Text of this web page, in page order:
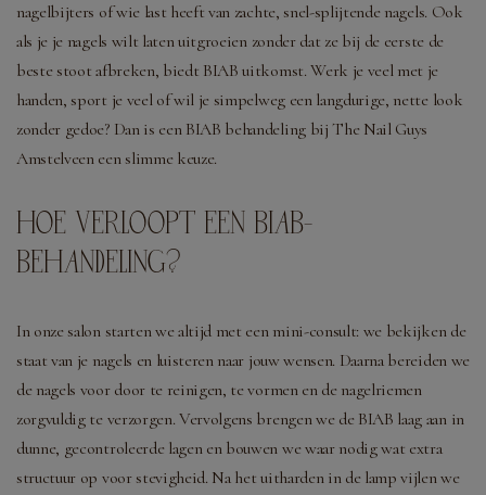
nagelbijters of wie last heeft van zachte, snel-splijtende nagels. Ook
als je je nagels wilt laten uitgroeien zonder dat ze bij de eerste de
beste stoot afbreken, biedt BIAB uitkomst. Werk je veel met je
handen, sport je veel of wil je simpelweg een langdurige, nette look
zonder gedoe? Dan is een BIAB behandeling bij The Nail Guys
Amstelveen een slimme keuze.
HOE VERLOOPT EEN BIAB-
BEHANDELING?
In onze salon starten we altijd met een mini-consult: we bekijken de
staat van je nagels en luisteren naar jouw wensen. Daarna bereiden we
de nagels voor door te reinigen, te vormen en de nagelriemen
zorgvuldig te verzorgen. Vervolgens brengen we de BIAB laag aan in
dunne, gecontroleerde lagen en bouwen we waar nodig wat extra
structuur op voor stevigheid. Na het uitharden in de lamp vijlen we